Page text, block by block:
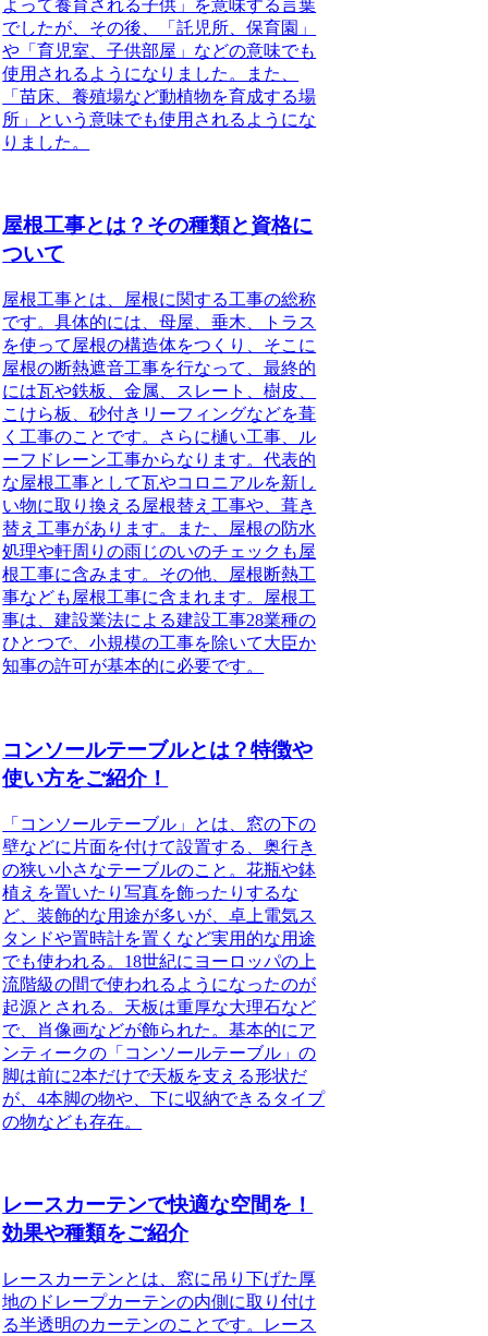
よって養育される子供」を意味する言葉
でしたが、その後、「託児所、保育園」
や「育児室、子供部屋」などの意味でも
使用されるようになりました。また、
「苗床、養殖場など動植物を育成する場
所」という意味でも使用されるようにな
りました。
屋根工事とは？その種類と資格に
ついて
屋根工事とは、屋根に関する工事の総称
です。具体的には、母屋、垂木、トラス
を使って屋根の構造体をつくり、そこに
屋根の断熱遮音工事を行なって、最終的
には瓦や鉄板、金属、スレート、樹皮、
こけら板、砂付きリーフィングなどを葺
く工事のことです。さらに樋い工事、ル
ーフドレーン工事からなります。代表的
な屋根工事として瓦やコロニアルを新し
い物に取り換える屋根替え工事や、葺き
替え工事があります。また、屋根の防水
処理や軒周りの雨じのいのチェックも屋
根工事に含みます。その他、屋根断熱工
事なども屋根工事に含まれます。屋根工
事は、建設業法による建設工事28業種の
ひとつで、小規模の工事を除いて大臣か
知事の許可が基本的に必要です。
コンソールテーブルとは？特徴や
使い方をご紹介！
「コンソールテーブル」とは、窓の下の
壁などに片面を付けて設置する、奥行き
の狭い小さなテーブルのこと。花瓶や鉢
植えを置いたり写真を飾ったりするな
ど、装飾的な用途が多いが、卓上電気ス
タンドや置時計を置くなど実用的な用途
でも使われる。18世紀にヨーロッパの上
流階級の間で使われるようになったのが
起源とされる。天板は重厚な大理石など
で、肖像画などが飾られた。基本的にア
ンティークの「コンソールテーブル」の
脚は前に2本だけで天板を支える形状だ
が、4本脚の物や、下に収納できるタイプ
の物なども存在。
レースカーテンで快適な空間を！
効果や種類をご紹介
レースカーテンとは、窓に吊り下げた厚
地のドレープカーテンの内側に取り付け
る半透明のカーテンのことです。
レース